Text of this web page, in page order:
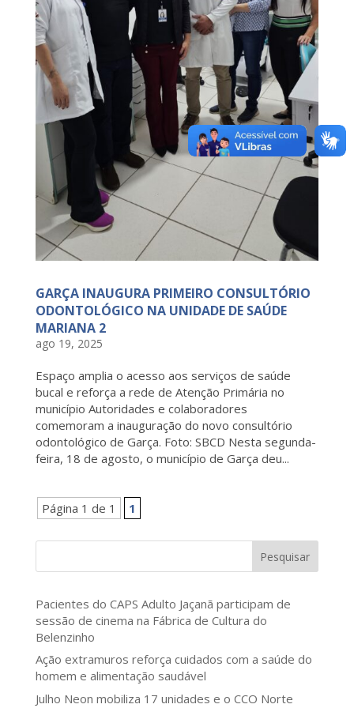
GARÇA INAUGURA PRIMEIRO CONSULTÓRIO
ODONTOLÓGICO NA UNIDADE DE SAÚDE
MARIANA 2
ago 19, 2025
Espaço amplia o acesso aos serviços de saúde
bucal e reforça a rede de Atenção Primária no
município Autoridades e colaboradores
comemoram a inauguração do novo consultório
odontológico de Garça. Foto: SBCD Nesta segunda-
feira, 18 de agosto, o município de Garça deu...
Página 1 de 1 1
Pesquisar
Pacientes do CAPS Adulto Jaçanã participam de
sessão de cinema na Fábrica de Cultura do
Belenzinho
Ação extramuros reforça cuidados com a saúde do
homem e alimentação saudável
Julho Neon mobiliza 17 unidades e o CCO Norte